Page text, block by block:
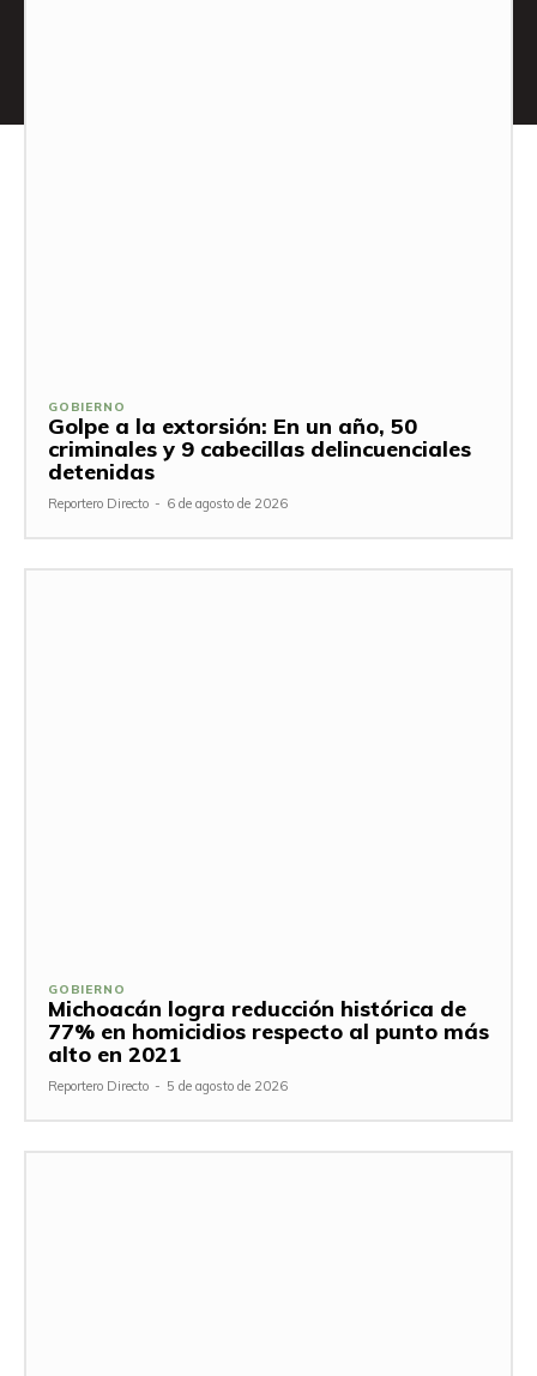
GOBIERNO
Golpe a la extorsión: En un año, 50
criminales y 9 cabecillas delincuenciales
detenidas
Reportero Directo - 6 de agosto de 2026
GOBIERNO
Michoacán logra reducción histórica de
77% en homicidios respecto al punto más
alto en 2021
Reportero Directo - 5 de agosto de 2026